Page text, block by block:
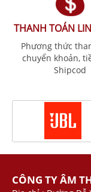
THANH TOÁN
Phương thức
chuyển khoản,
Shipcod
CÔNG TY ÂM